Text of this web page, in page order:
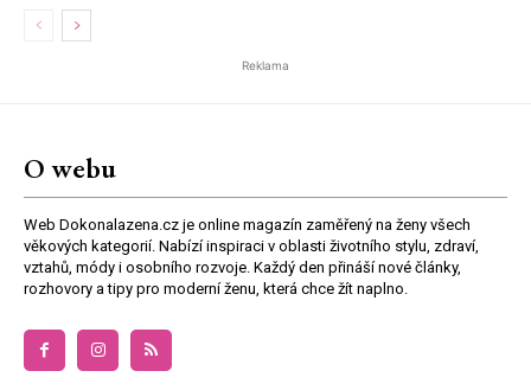
Reklama
O webu
Web Dokonalazena.cz je online magazín zaměřený na ženy všech
věkových kategorií. Nabízí inspiraci v oblasti životního stylu, zdraví,
vztahů, módy i osobního rozvoje. Každý den přináší nové články,
rozhovory a tipy pro moderní ženu, která chce žít naplno.